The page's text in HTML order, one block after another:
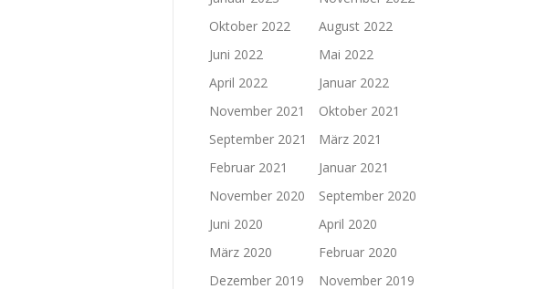
Oktober 2022
August 2022
Juni 2022
Mai 2022
April 2022
Januar 2022
November 2021
Oktober 2021
September 2021
März 2021
Februar 2021
Januar 2021
November 2020
September 2020
Juni 2020
April 2020
März 2020
Februar 2020
Dezember 2019
November 2019